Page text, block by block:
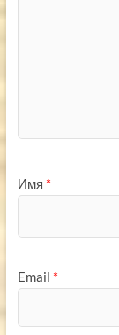
Имя *
Email *